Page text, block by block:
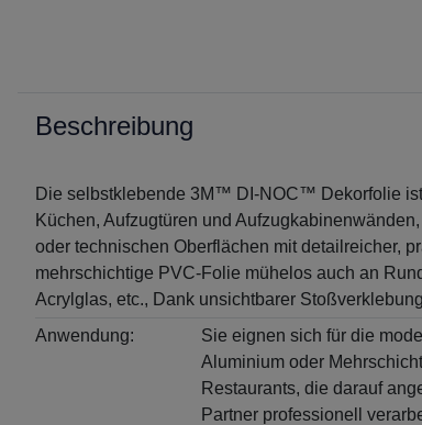
Beschreibung
Die selbstklebende 3M™ DI-NOC™ Dekorfolie
Küchen, Aufzugtüren und
oder technischen Oberflächen mit detailreicher,
mehrschichtige PVC-Folie mühelos auch an
Acrylglas, etc., Dank unsichtbarer
Anwendung:
Sie eignen sich für die
Aluminium oder
Restaurants, die darauf
Partner professionell